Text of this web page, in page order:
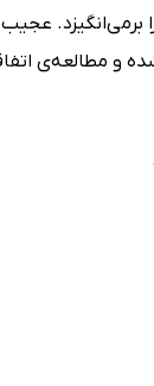
عجیب
و مطالعه‌ی